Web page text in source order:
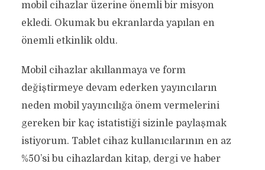
mobil cihazlar üzerine önemli bir misyon
ekledi. Okumak bu ekranlarda yapılan en
önemli etkinlik oldu.
Mobil cihazlar akıllanmaya ve form
değiştirmeye devam ederken yayıncıların
neden mobil yayıncılığa önem vermelerini
gereken bir kaç istatistiği sizinle paylaşmak
istiyorum. Tablet cihaz kullanıcılarının en az
%50’si bu cihazlardan kitap, dergi ve haber